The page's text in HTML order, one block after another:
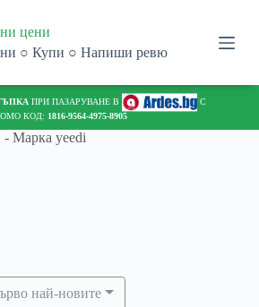
цени
○ Купи ○ Напиши ревю
ПРИ ПАЗАРУВАНЕ В
С
КОД: 1816-9564-4975-8905
- Марка yeedi
най-новите